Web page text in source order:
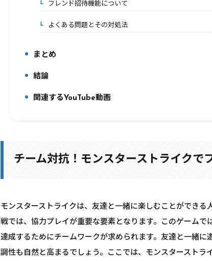
7-1.フレンド招待機能について
7-2.よくある問題とその対処法
8.
まとめ
9.
結論
10.
関連するYouTube動画
チーム対抗！モンスターストライクで
モンスターストライクは、友達と一緒に楽しむことができる
戦では、協力プレイが重要な要素となります。このゲームで
達成するためにチームワークが求められます。友達と一緒に
調性も自然と高まるでしょう。ここでは、モンスターストラ